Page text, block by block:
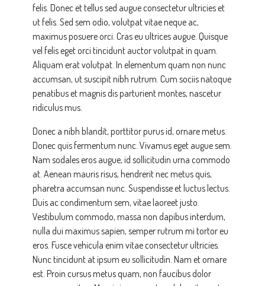
felis. Donec et tellus sed augue consectetur ultricies et
ut felis. Sed sem odio, volutpat vitae neque ac,
maximus posuere orci. Cras eu ultrices augue. Quisque
vel felis eget orci tincidunt auctor volutpat in quam.
Aliquam erat volutpat. In elementum quam non nunc
accumsan, ut suscipit nibh rutrum. Cum sociis natoque
penatibus et magnis dis parturient montes, nascetur
ridiculus mus.
Donec a nibh blandit, porttitor purus id, ornare metus.
Donec quis fermentum nunc. Vivamus eget augue sem.
Nam sodales eros augue, id sollicitudin urna commodo
at. Aenean mauris risus, hendrerit nec metus quis,
pharetra accumsan nunc. Suspendisse et luctus lectus.
Duis ac condimentum sem, vitae laoreet justo.
Vestibulum commodo, massa non dapibus interdum,
nulla dui maximus sapien, semper rutrum mi tortor eu
eros. Fusce vehicula enim vitae consectetur ultricies.
Nunc tincidunt at ipsum eu sollicitudin. Nam et ornare
est. Proin cursus metus quam, non faucibus dolor